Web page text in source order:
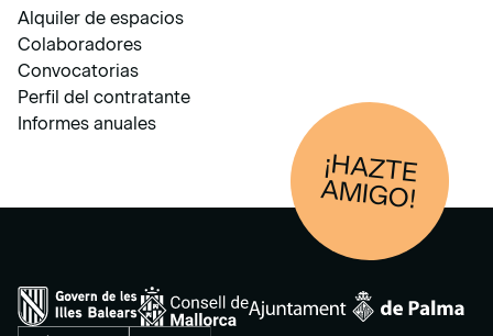
Alquiler de espacios
Colaboradores
Convocatorias
Perfil del contratante
Informes anuales
¡HAZTE
AM
IGO!